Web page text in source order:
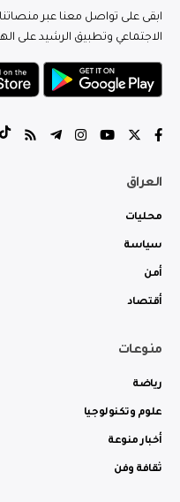
ابقى على تواصل معنا عبر
الاجتماعي وتطبيق الرشيد على
العراق
محليات
سياسة
أمن
أقتصاد
منوعات
رياضة
علوم وتكنولوجيا
أخبار منوعة
ثقافة وفن